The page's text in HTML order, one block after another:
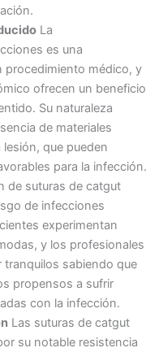
La
es una
procedimiento médico, y
ofrecen un beneficio
Su naturaleza
de materiales
que pueden
para la infección.
de suturas de catgut
de infecciones
experimentan
y los profesionales
tranquilos sabiendo que
propensos a sufrir
con la infección.
Las suturas de catgut
su notable resistencia